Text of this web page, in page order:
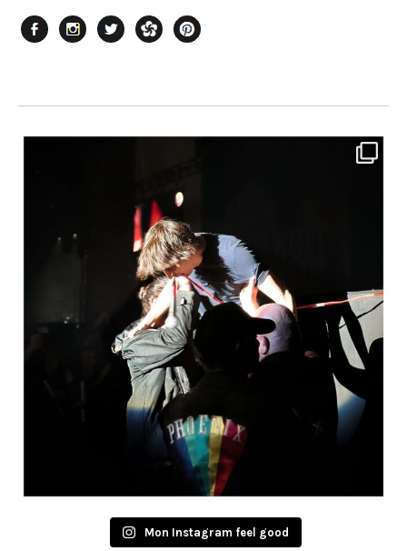
Mon Instagram feel good